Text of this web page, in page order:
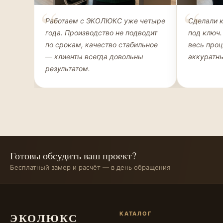
Елена Соколова
ДИЗАЙНЕР ИНТЕРЬЕРОВ
Работаем с ЭКОЛЮКС уже четыре
года. Производство не подводит
по срокам, качество стабильное
— клиенты всегда довольны
результатом.
Андрей
ЧАСТНЫЙ
Сделали
под
весь
Готовы обсудить ваш проект?
Бесплатный замер и расчёт — в день обращения
ЭКОЛЮКС КАТАЛОГ